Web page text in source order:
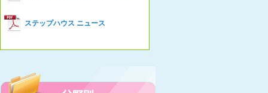
女性の家HELP ネットワークニュー
ス No.89
女性の家HELP ネットワークニュー
ス No.87
ステップハウス ニュース